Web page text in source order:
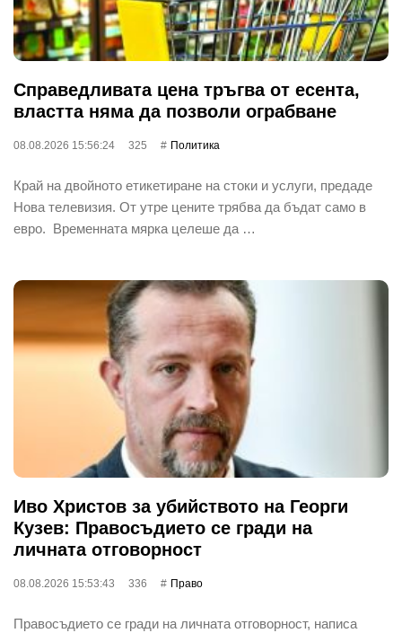
Справедливата цена тръгва от есента,
властта няма да позволи ограбване
08.08.2026 15:56:24 325 Политика
Край на двойното етикетиране на стоки и услуги, предаде
Нова телевизия. От утре цените трябва да бъдат само в
евро. Временната мярка целеше да …
Иво Христов за убийството на Георги
Кузев: Правосъдието се гради на
личната отговорност
08.08.2026 15:53:43 336 Право
Правосъдието се гради на личната отговорност, написа